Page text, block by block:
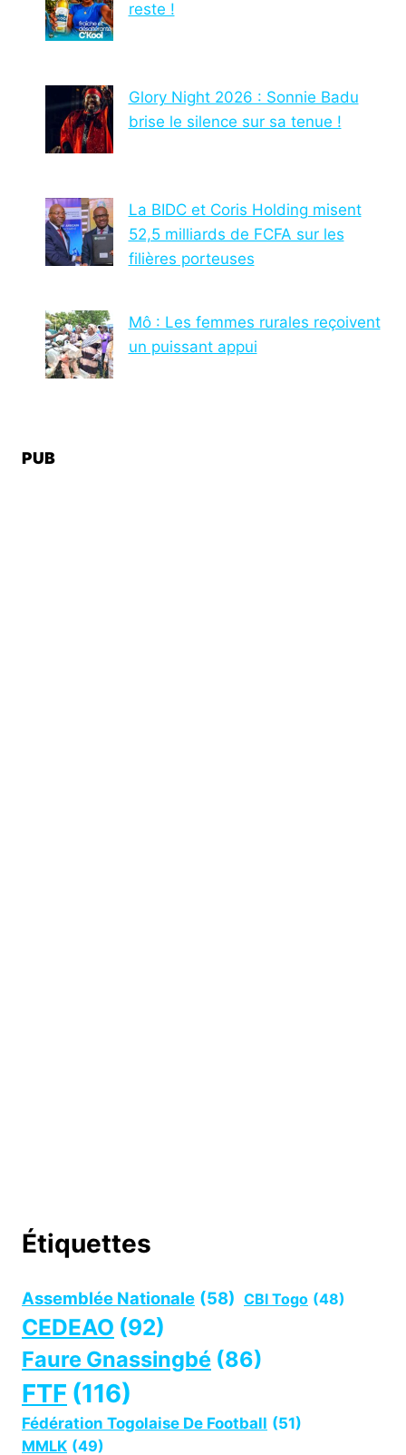
reste !
Glory Night 2026 : Sonnie Badu
brise le silence sur sa tenue !
La BIDC et Coris Holding misent
52,5 milliards de FCFA sur les
filières porteuses
Mô : Les femmes rurales reçoivent
un puissant appui
PUB
Étiquettes
Assemblée Nationale (58) CBI Togo (48)
CEDEAO (92)
Faure Gnassingbé (86)
FTF (116)
Fédération Togolaise De Football (51)
MMLK (49)